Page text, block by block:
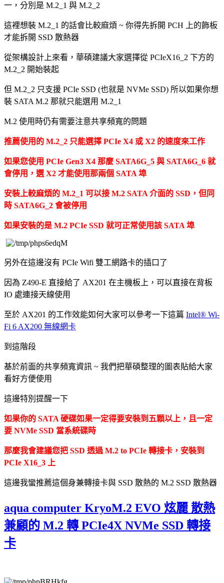
一，分別是 M.2_1 與 M.2_2
這裡想裝 M.2_1 的話會比較麻煩 ~ 你得先拆開 PCH 上的飾板
才能拆開 SSD 散熱器
從架構設計上來看，華碩建議大家選擇從 PCIeX16_2 下方的
M.2_2 開始裝起
但 M.2_2 只支援 PCIe SSD (也就是 NVMe SSD) 所以如果你想
裝 SATA M.2 那就只能選用 M.2_1
M.2 使用時仍有需要注意共享頻寬的問題
推薦使用的 M.2_2 只能選擇 PCIe X4 或 X2 的速度來工作
如果您使用 PCIe Gen3 X4 那麼 SATA6G_5 與 SATA6G_6 就
會停用，選 X2 才能使用那兩個 SATA 埠
安裝上較麻煩的 M.2_1 可以接 M.2 SATA 介面的 SSD，但同
時 SATA6G_2 會被停用
如果安裝的是 M.2 PCIe SSD 就可正常使用該 SATA 埠
另外在這邊沒有 PCIe Wifi 雙工網路卡的插口了
因為 Z490-E 直接給了 AX201 在主機板上，可以直接在背板
IO 處連接天線使用
至於 AX201 的工作效能如何大家可以參考一下這篇 Intel® Wi-
Fi 6 AX200 無線網卡
到這階段
基於前面的共享頻寬資訊 ~ 我們把華碩整理的圖表貼給大家
看好方便使用
這邊特別提醒一下
如果你的 SATA 硬碟如果一定得要安裝到五顆以上，且一定
要 NVMe SSD 當系統碟時
那麼我會建議您把 SSD 透過 M.2 to PCIe 轉接卡，安裝到
PCIe X16_3 上
這邊我蠻推薦這個身兼轉接卡與 SSD 散熱的 M.2 SSD 散熱器
aqua computer KryoM.2 EVO 炫麗 散熱
兼顧的 M.2 轉 PCIe4X NVMe SSD 轉接
卡